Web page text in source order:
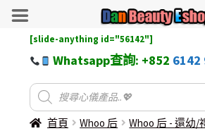
[slide-anything id="56142"]
Whatsapp查詢: +852 6142
首頁 Whoo 后 Whoo 后 - 還幼/